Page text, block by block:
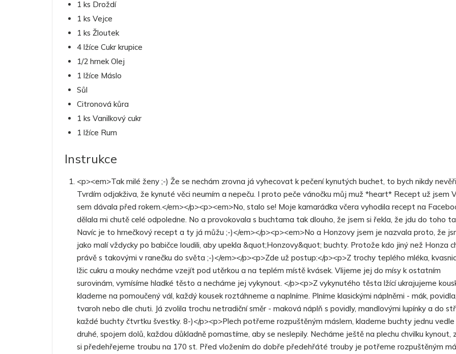
1 ks Droždí
1 ks Vejce
1 ks Žloutek
4 lžíce Cukr krupice
1/2 hrnek Olej
1 lžíce Máslo
Sůl
Citronová kůra
1 ks Vanilkový cukr
1 lžíce Rum
Instrukce
<p><em>Tak milé ženy ;-) Že se nechám zrovna já vyhecovat k pečení kynutých buchet, to bych nikdy
Tvrdím odjakživa, že kynuté věci neumím a nepeču. I proto peče vánočku můj muž *heart* Recept už jsem
sem dávala před rokem.</em></p><p><em>No, stalo se! Moje kamarádka včera vyhodila recept na
dělala mi chutě celé odpoledne. No a provokovala s buchtama tak dlouho, že jsem si řekla, že jdu do toho
Navíc je to hrnečkový recept a ty já můžu ;-)</em></p><p><em>No a Honzovy jsem je nazvala proto, že
jako malí vždycky po babičce loudili, aby upekla &quot;Honzovy&quot; buchty. Protože kdo jiný než Honza
právě s takovými v ranečku do světa ;-)</em></p><p>Zde už postup:</p><p>Z trochy teplého mléka,
lžic cukru a mouky necháme vzejít pod utěrkou a na teplém místě kvásek. Vlijeme jej do mísy k ostatním
surovinám, vymísíme hladké těsto a necháme jej vykynout. </p><p>Z vykynutého těsta lžící ukrajujeme
klademe na pomoučený vál, každý kousek roztáhneme a naplníme. Plníme klasickými náplněmi - mák, povidla,
tvaroh nebo dle chuti. Já zvolila trochu netradiční směr - maková náplň s povidly, mandlovými lupínky a do
každé buchty čtvrtku švestky. 8-)</p><p>Plech potřeme rozpuštěným máslem, klademe buchty jednu vedle
druhé, spojem dolů, každou důkladně pomastíme, aby se neslepily. Necháme ještě na plechu chvilku kynout,
si předehřejeme troubu na 170 st. Před vložením do dobře předehřáté trouby je potřeme rozpuštěným